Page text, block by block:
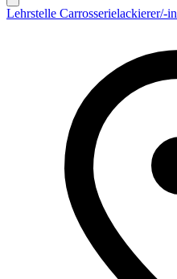
Lehrstelle Carrosserielackierer/-